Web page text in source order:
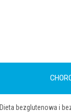
Dieta bezglutenowa i